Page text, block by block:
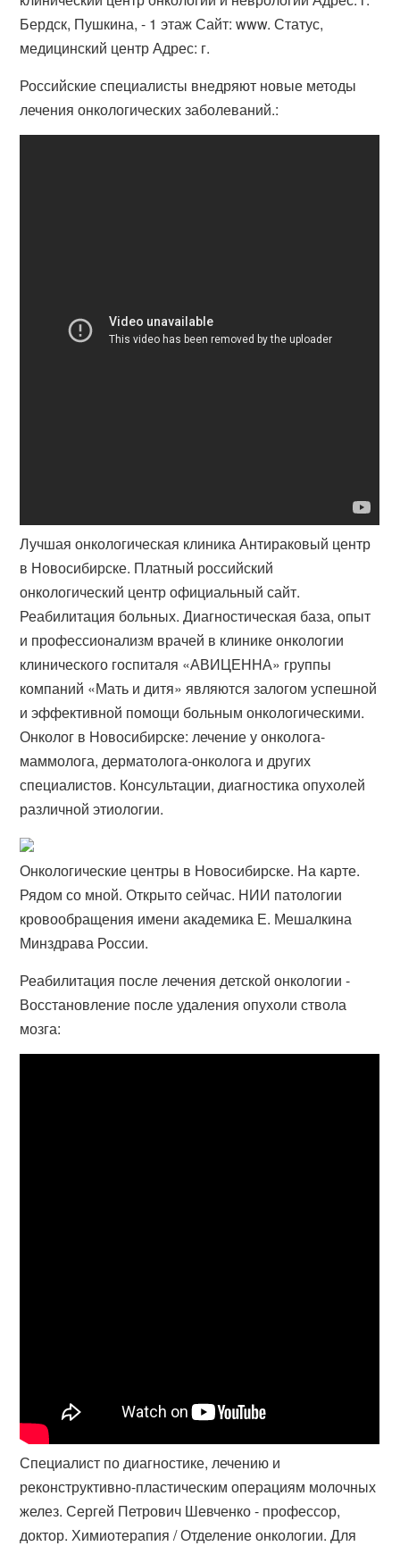
Бердск, Пушкина, - 1 этаж Сайт: www. Статус,
медицинский центр Адрес: г.
Российские специалисты внедряют новые методы
лечения онкологических заболеваний.:
Лучшая онкологическая клиника Антираковый центр
в Новосибирске. Платный российский
онкологический центр официальный сайт.
Реабилитация больных. Диагностическая база, опыт
и профессионализм врачей в клинике онкологии
клинического госпиталя «АВИЦЕННА» группы
компаний «Мать и дитя» являются залогом успешной
и эффективной помощи больным онкологическими.
Онколог в Новосибирске: лечение у онколога-
маммолога, дерматолога-онколога и других
специалистов. Консультации, диагностика опухолей
различной этиологии.
Онкологические центры в Новосибирске. На карте.
Рядом со мной. Открыто сейчас. НИИ патологии
кровообращения имени академика Е. Мешалкина
Минздрава России.
Реабилитация после лечения детской онкологии -
Восстановление после удаления опухоли ствола
мозга:
Специалист по диагностике, лечению и
реконструктивно-пластическим операциям молочных
желез. Сергей Петрович Шевченко - профессор,
доктор. Химиотерапия / Отделение онкологии. Для